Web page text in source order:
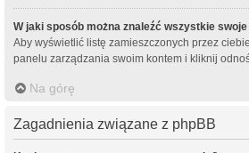
W jaki sposób można znaleźć wszystkie swoje
Aby wyświetlić listę zamieszczonych przez
panelu zarządzania swoim kontem i kliknij
Na górę
Zagadnienia związane z phpBB